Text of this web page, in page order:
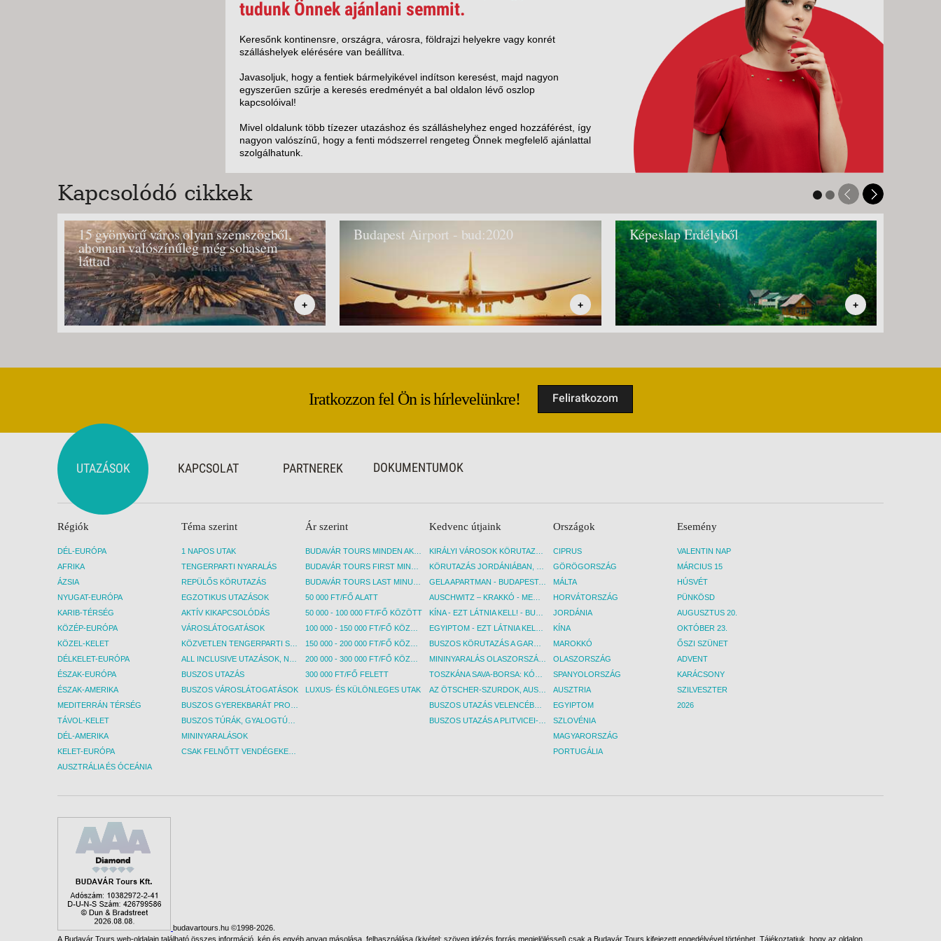
KÖZVETLEN
TENGERPARTI
SZÁLLODÁK
CSÚSZDÁVAL
BUDAVÁR TOURS
tudunk Önnek ajánlani semmit.
Keresőnk kontinensre, országra, városra, földrajzi helyekre vagy konrét
szálláshelyek elérésére van beállítva.
Javasoljuk, hogy a fentiek bármelyikével indítson keresést, majd nagyon
egyszerűen szűrje a keresés eredményét a bal oldalon lévő oszlop
kapcsolóival!
Mivel oldalunk több tízezer utazáshoz és szálláshelyhez enged hozzáférést, így
nagyon valószínű, hogy a fenti módszerrel rengeteg Önnek megfelelő ajánlattal
szolgálhatunk.
Kapcsolódó cikkek
15 gyönyörű város olyan szemszögből,
ahonnan valószínűleg még sohasem
láttad
+
Budapest Airport - bud:2020
+
Képeslap Erdélyből
+
Iratkozzon fel Ön is hírlevelünkre! Feliratkozom
UTAZÁSOK KAPCSOLAT PARTNEREK DOKUMENTUMOK
Régiók
DÉL-EURÓPA
AFRIKA
ÁZSIA
NYUGAT-EURÓPA
KARIB-TÉRSÉG
KÖZÉP-EURÓPA
KÖZEL-KELET
DÉLKELET-EURÓPA
ÉSZAK-EURÓPA
ÉSZAK-AMERIKA
MEDITERRÁN TÉRSÉG
TÁVOL-KELET
DÉL-AMERIKA
KELET-EURÓPA
AUSZTRÁLIA ÉS ÓCEÁNIA
Téma szerint
1 NAPOS UTAK
TENGERPARTI NYARALÁS
REPÜLŐS KÖRUTAZÁS
EGZOTIKUS UTAZÁSOK
AKTÍV KIKAPCSOLÓDÁS
VÁROSLÁTOGATÁSOK
BUSZOS UTAZÁS
BUSZOS VÁROSLÁTOGATÁSOK
MININYARALÁSOK
Ár szerint
50 000 FT/FŐ ALATT
50 000 - 100 000 FT/FŐ KÖZÖTT
300 000 FT/FŐ FELETT
LUXUS- ÉS KÜLÖNLEGES UTAK
Kedvenc útjaink
GELA APARTMAN - BUDAPEST, REPÜLŐ
Országok
CIPRUS
GÖRÖGORSZÁG
MÁLTA
HORVÁTORSZÁG
JORDÁNIA
KÍNA
MAROKKÓ
OLASZORSZÁG
SPANYOLORSZÁG
AUSZTRIA
EGYIPTOM
SZLOVÉNIA
MAGYARORSZÁG
PORTUGÁLIA
Esemény
VALENTIN NAP
MÁRCIUS 15
HÚSVÉT
PÜNKÖSD
AUGUSZTUS 20.
OKTÓBER 23.
ŐSZI SZÜNET
ADVENT
KARÁCSONY
SZILVESZTER
2026
budavartours.hu ©1998-2026.
A Budavár Tours web-oldalain található összes információ, kép és egyéb anyag másolása, felhasználása (kivétel: szöveg idézés forrás megjelöléssel) csak a Budavár Tours kifejezett engedélyével történhet. Tájékoztatjuk, hogy az oldalon